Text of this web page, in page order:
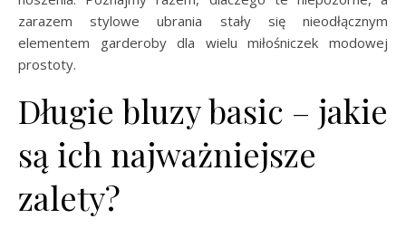
zarazem stylowe ubrania stały się nieodłącznym
elementem garderoby dla wielu miłośniczek modowej
prostoty.
Długie bluzy basic – jakie
są ich najważniejsze
zalety?